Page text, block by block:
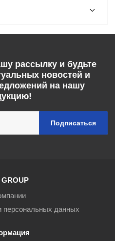
рассылку и будьте
новостей и
на нашу
GROUP
персональных данных